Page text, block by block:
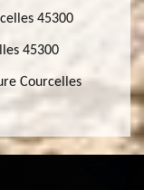
45300
45300
Courcelles